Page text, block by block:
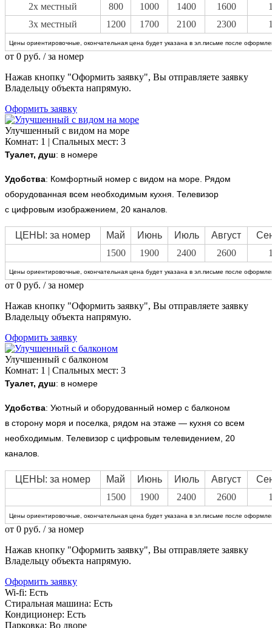
2х местный
800 1000 1400 1600
3х местный
1200 1700 2100 2300
Цены ориентировочные, окончательная цена будет указана в эл.письме после
от 0 руб. / за номер
Нажав кнопку "Оформить заявку", Вы отправляете заявку
Владельцу объекта напрямую.
Оформить заявку
Улучшенный с видом на море
Комнат: 1 | Спальных мест: 3
Туалет, душ: в номере
Удобства: Комфортный номер с видом на море. Рядом
оборудованная всем необходимым кухня. Телевизор
с цифровым изображением, 20 каналов.
ЦЕНЫ: за номер Май Июнь Июль Август
1500
1900 2400 2600
Цены ориентировочные, окончательная цена будет указана в эл.письме после
от 0 руб. / за номер
Нажав кнопку "Оформить заявку", Вы отправляете заявку
Владельцу объекта напрямую.
Оформить заявку
Улучшенный с балконом
Комнат: 1 | Спальных мест: 3
Туалет, душ: в номере
Удобства: Уютный и оборудованный номер с балконом
в сторону моря и поселка, рядом на этаже — кухня со всем
необходимым. Телевизор с цифровым телевидением, 20
каналов.
ЦЕНЫ: за номер Май Июнь Июль Август
1500
1900 2400 2600
Цены ориентировочные, окончательная цена будет указана в эл.письме после
от 0 руб. / за номер
Нажав кнопку "Оформить заявку", Вы отправляете заявку
Владельцу объекта напрямую.
Оформить заявку
Wi-fi: Есть
Стиральная машина: Есть
Кондиционер: Есть
Парковка: Во дворе